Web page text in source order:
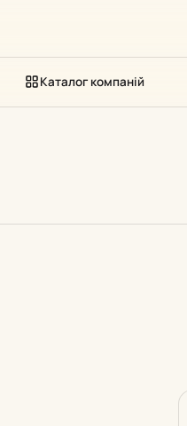
Каталог компаній